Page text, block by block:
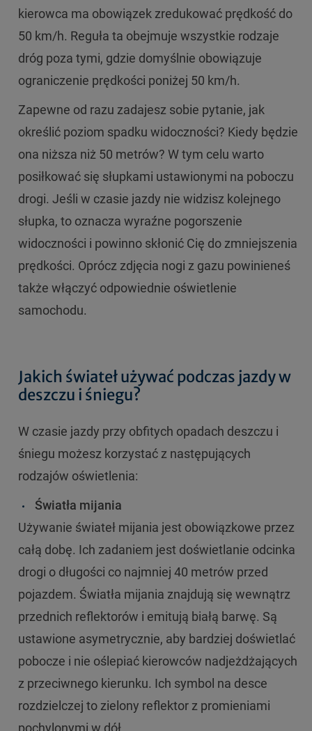
kierowca ma obowiązek zredukować prędkość do
50 km/h. Reguła ta obejmuje wszystkie rodzaje
dróg poza tymi, gdzie domyślnie obowiązuje
ograniczenie prędkości poniżej 50 km/h.
Zapewne od razu zadajesz sobie pytanie, jak
określić poziom spadku widoczności? Kiedy będzie
ona niższa niż 50 metrów? W tym celu warto
posiłkować się słupkami ustawionymi na poboczu
drogi. Jeśli w czasie jazdy nie widzisz kolejnego
słupka, to oznacza wyraźne pogorszenie
widoczności i powinno skłonić Cię do zmniejszenia
prędkości. Oprócz zdjęcia nogi z gazu powinieneś
także włączyć odpowiednie oświetlenie
samochodu.
Jakich świateł używać podczas jazdy w
deszczu i śniegu?
W czasie jazdy przy obfitych opadach deszczu i
śniegu możesz korzystać z następujących
rodzajów oświetlenia:
Światła mijania
Używanie świateł mijania jest obowiązkowe przez
całą dobę. Ich zadaniem jest doświetlanie odcinka
drogi o długości co najmniej 40 metrów przed
pojazdem. Światła mijania znajdują się wewnątrz
przednich reflektorów i emitują białą barwę. Są
ustawione asymetrycznie, aby bardziej doświetlać
pobocze i nie oślepiać kierowców nadjeżdżających
z przeciwnego kierunku. Ich symbol na desce
rozdzielczej to zielony reflektor z promieniami